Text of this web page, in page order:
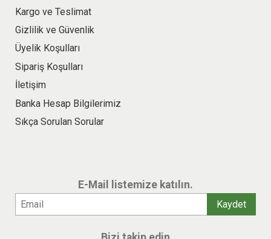
Kargo ve Teslimat
Gizlilik ve Güvenlik
Üyelik Koşulları
Sipariş Koşulları
İletişim
Banka Hesap Bilgilerimiz
Sıkça Sorulan Sorular
E-Mail listemize katılın.